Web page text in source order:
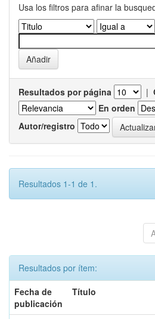
Usa los filtros para afinar la
Resultados por página |
En orden
Autor/registro
Resultados 1-1 de 1.
Resultados por ítem:
Fecha de
publicación
Título